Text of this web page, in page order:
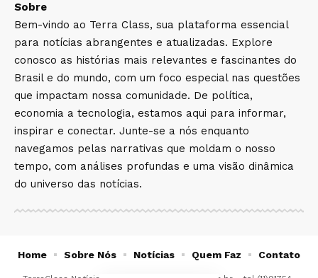
Sobre
Bem-vindo ao Terra Class, sua plataforma essencial
para notícias abrangentes e atualizadas. Explore
conosco as histórias mais relevantes e fascinantes do
Brasil e do mundo, com um foco especial nas questões
que impactam nossa comunidade. De política,
economia a tecnologia, estamos aqui para informar,
inspirar e conectar. Junte-se a nós enquanto
navegamos pelas narrativas que moldam o nosso
tempo, com análises profundas e uma visão dinâmica
do universo das notícias.
Home Sobre Nós Notícias Quem Faz Contato